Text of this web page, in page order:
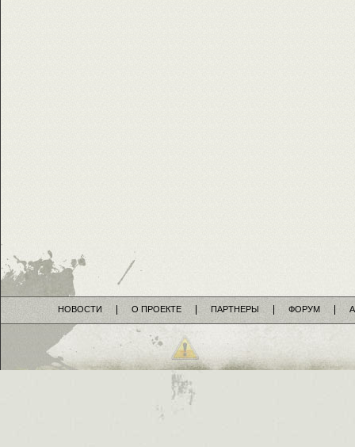
НОВОСТИ О ПРОЕКТЕ ПАРТНЕРЫ ФОРУМ